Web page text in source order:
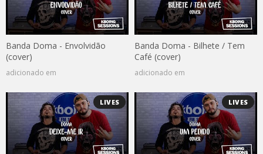
Banda Doma - Envolvidão
(cover)
adicionado em
Banda Doma - Bilhete / Tem
Café (cover)
adicionado em
LIVES LIVES